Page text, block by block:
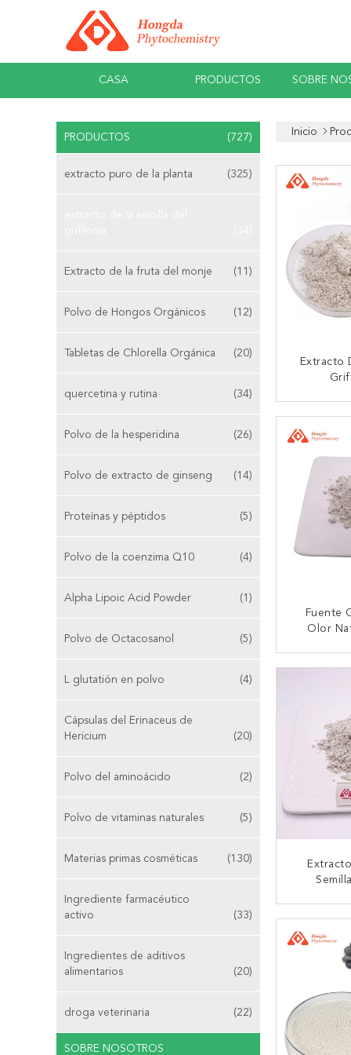
CASA PRODUCTOS SOBRE
PRODUCTOS (727)
extracto puro de la planta (325)
Extracto de la fruta del monje (11)
Polvo de Hongos Orgánicos (12)
Tabletas de Chlorella Orgánica (20)
quercetina y rutina (34)
Polvo de la hesperidina (26)
Polvo de extracto de ginseng (14)
Proteínas y péptidos (5)
Polvo de la coenzima Q10 (4)
Alpha Lipoic Acid Powder (1)
Polvo de Octacosanol (5)
L glutatión en polvo (4)
Cápsulas del Erinaceus de
Hericium
(20)
Polvo del aminoácido (2)
Polvo de vitaminas naturales (5)
Materias primas cosméticas (130)
Ingrediente farmacéutico
activo
(33)
Ingredientes de aditivos
alimentarios
(20)
droga veterinaria (22)
SOBRE NOSOTROS
Inicio
Extracto
Fuente
Olor